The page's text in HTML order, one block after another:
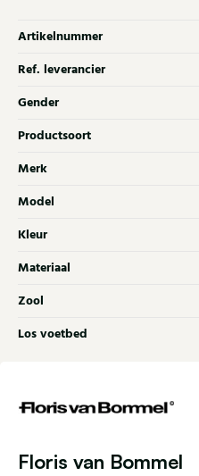
Artikelnummer
Ref. leverancier
Gender
Productsoort
Merk
Model
Kleur
Materiaal
Zool
Los voetbed
Floris van Bommel